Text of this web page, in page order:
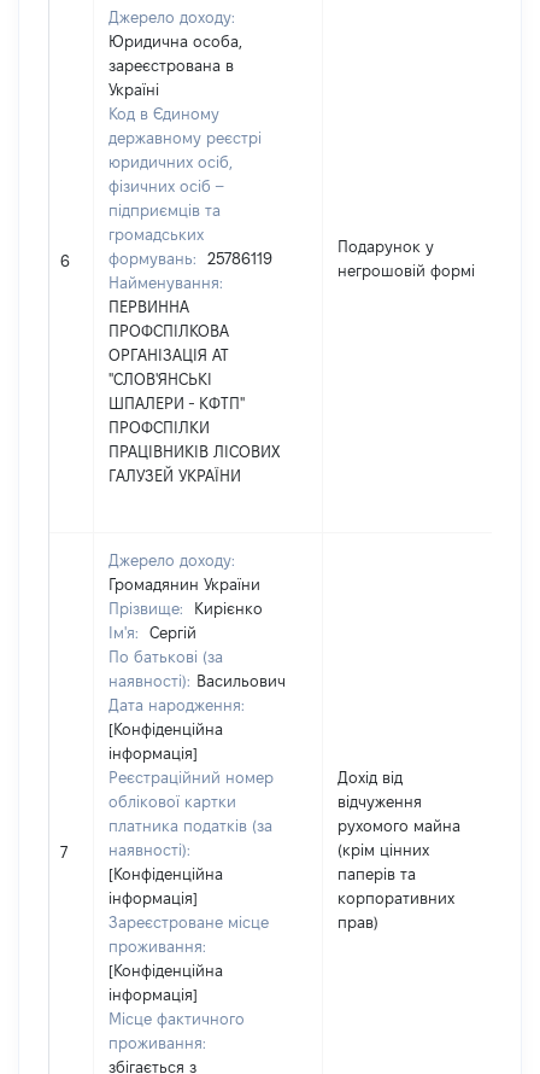
6
Джерело доходу:
Юридична особа,
зареєстрована в
Україні
Код в Єдиному
державному реєстрі
юридичних осіб,
фізичних осіб –
підприємців та
громадських
формувань:
25786119
Найменування:
ПЕРВИННА
ПРОФСПІЛКОВА
ОРГАНІЗАЦІЯ АТ
"СЛОВ'ЯНСЬКІ
ШПАЛЕРИ - КФТП"
ПРОФСПІЛКИ
ПРАЦІВНИКІВ ЛІСОВИХ
ГАЛУЗЕЙ УКРАЇНИ
Подарунок у
негрошовій формі
7
Джерело доходу:
Громадянин України
Прізвище:
Кирієнко
Ім'я:
Сергій
По батькові (за
наявності): Васильович
Дата народження:
[Конфіденційна
інформація]
Реєстраційний номер
облікової картки
платника податків (за
наявності):
[Конфіденційна
інформація]
Зареєстроване місце
проживання:
[Конфіденційна
інформація]
Місце фактичного
проживання:
збігається з
Дохід від
відчуження
рухомого майна
(крім цінних
паперів та
корпоративних
прав)